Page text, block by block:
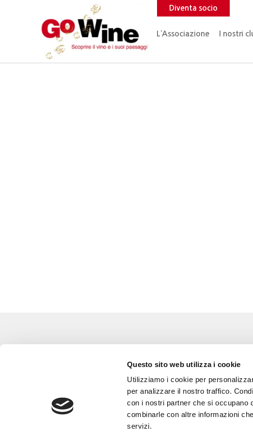
Questo sito web utilizza i cookie
Utilizziamo i cookie per
per analizzare il nostro traffico.
con i nostri partner che si occupano
combinarle con altre informazioni
servizi.
Diventa socio
L’Associazione I nostri
Corsi e Progetti culturali
Cookie policy
L’associazione
Gli amici di
Area stampa